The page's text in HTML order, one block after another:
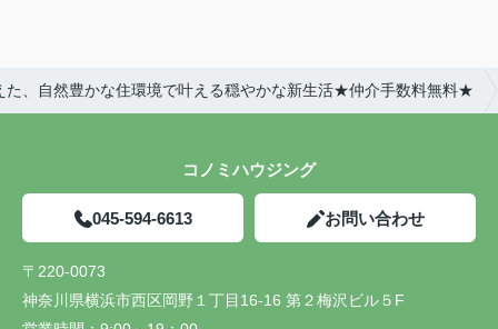
た、自然豊かな住環境で叶える穏やかな新生活★仲介手数料無料★
コノミハウジング
045-594-6613 お問い合わせ
〒220-0073
神奈川県横浜市西区岡野１丁目16-16 第２梅沢ビル５F